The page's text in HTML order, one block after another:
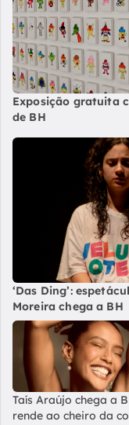
Exposição gratuita
de BH
‘Das Ding’:
Moreira chega a BH
Taís Araújo chega a
rende ao cheiro da